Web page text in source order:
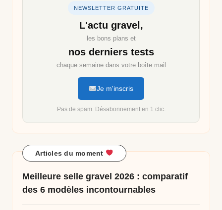
NEWSLETTER GRATUITE
L'actu gravel,
les bons plans et
nos derniers tests
chaque semaine dans votre boîte mail
Je m'inscris
Pas de spam. Désabonnement en 1 clic.
Articles du moment
Meilleure selle gravel 2026 : comparatif
des 6 modèles incontournables